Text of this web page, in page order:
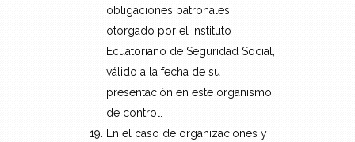
obligaciones patronales
otorgado por el Instituto
Ecuatoriano de Seguridad Social,
válido a la fecha de su
presentación en este organismo
de control.
En el caso de organizaciones y